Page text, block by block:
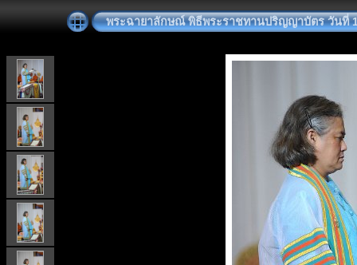
พระฉายาลักษณ์ พิธีพระราชทานปริญญาบัตร วันที่